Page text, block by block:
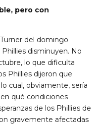
pero con
del domingo
disminuyen. No
lo que dificulta
Phillies dijeron que
cual, obviamente, sería
qué condiciones
de los Phillies de
gravemente afectadas